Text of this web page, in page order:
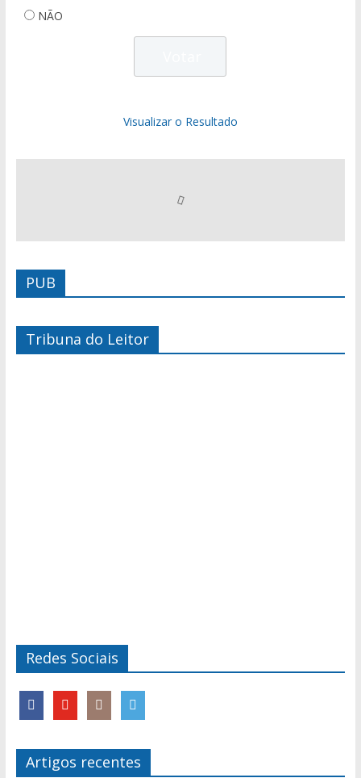
NÃO
Visualizar o Resultado
PUB
Tribuna do Leitor
Redes Sociais
Artigos recentes